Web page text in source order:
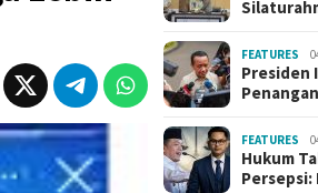
FEATURES
Presiden
FEATURES
Hukum